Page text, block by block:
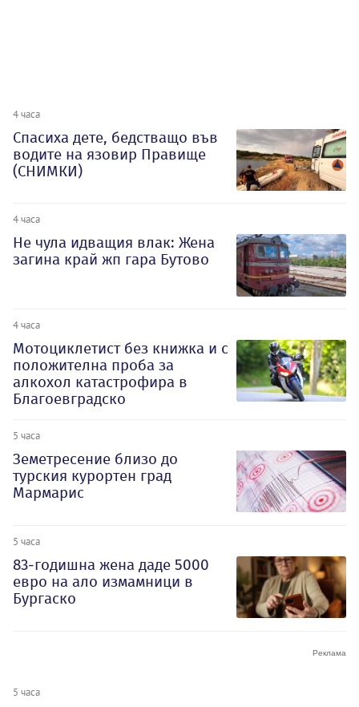
4 часа
Спасиха дете, бедстващо във
водите на язовир Правище
(СНИМКИ)
4 часа
Не чула идващия влак: Жена
загина край жп гара Бутово
4 часа
Мотоциклетист без книжка и с
положителна проба за
алкохол катастрофира в
Благоевградско
5 часа
Земетресение близо до
турския курортен град
Мармарис
5 часа
83-годишна жена даде 5000
евро на ало измамници в
Бургаско
5 часа